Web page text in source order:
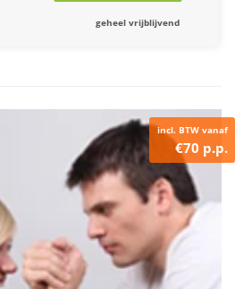
geheel vrijblijvend
incl. BTW vanaf
€70 p.p.